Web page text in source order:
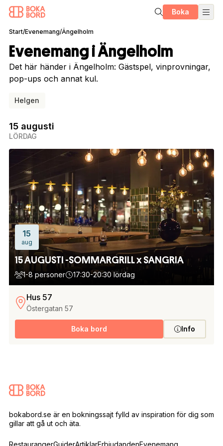
Boka
Start/Evenemang/Ängelholm
Evenemang i Ängelholm
Det här händer i Ängelholm: Gästspel, vinprovningar,
pop-ups och annat kul.
Helgen
15 augusti
LÖRDAG
15
aug
15 AUGUSTI -SOMMARGRILL x SANGRIA
1-8 personer 17:30-20:30 lördag
Hus 57
Östergatan 57
Boka bord Info
bokabord.se är en bokningssajt fylld av inspiration för dig som
gillar att gå ut och äta.